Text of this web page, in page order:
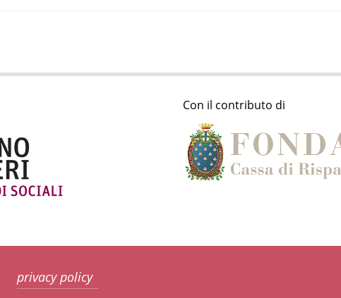
Con il contributo di
privacy policy